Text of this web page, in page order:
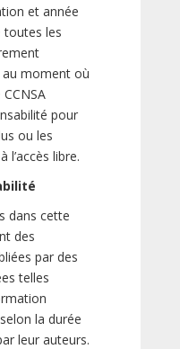
et année
toutes les
au moment où
pour
ou les
l’accès libre.
dans cette
des
par des
telles
la durée
leur auteurs.